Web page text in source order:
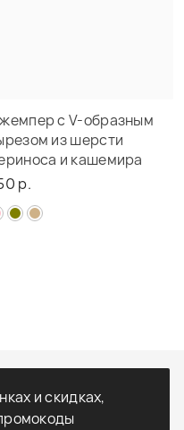
с V-образным
из шерсти
и кашемира
р.
и скидках,